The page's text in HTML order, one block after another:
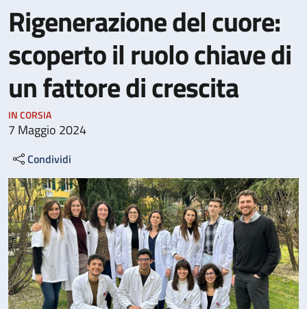
Rigenerazione del cuore:
scoperto il ruolo chiave di
un fattore di crescita
IN CORSIA
7 Maggio 2024
Condividi